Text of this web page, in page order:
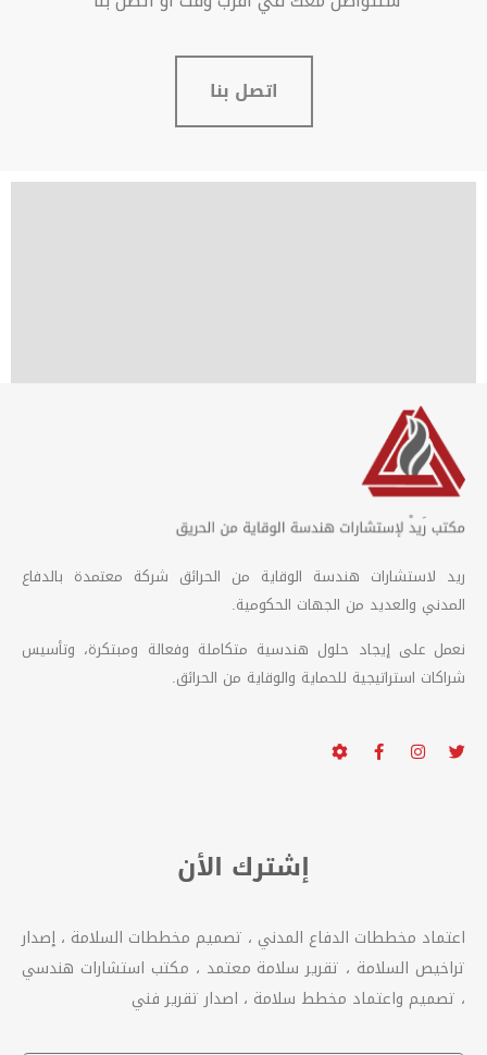
اتصل بنا
ريد لاستشارات هندسة الوقاية من الحرائق شركة معتمدة بالدفاع
المدني والعديد من الجهات الحكومية.
نعمل على إيجاد حلول هندسية متكاملة وفعالة ومبتكرة، وتأسيس
شراكات استراتيجية للحماية والوقاية من الحرائق.
إشترك الأن
اعتماد مخططات الدفاع المدني ، تصميم مخططات السلامة ، إصدار
تراخيص السلامة ، تقرير سلامة معتمد ، مكتب استشارات هندسي
، تصميم واعتماد مخطط سلامة ، اصدار تقرير فني